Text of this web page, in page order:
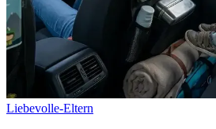
Liebevolle-Eltern